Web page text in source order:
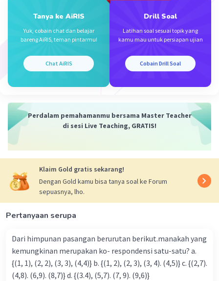
Tanya ke AiRIS
Yuk, cobain chat dan belajar
bareng AiRIS, teman pintarmu!
Chat AiRIS
Drill Soal
Latihan soal sesuai topik yang
kamu mau untuk persiapan ujian
Cobain Drill Soal
Perdalam pemahamanmu bersama Master Teacher
di sesi Live Teaching, GRATIS!
Klaim Gold gratis sekarang!
Dengan Gold kamu bisa tanya soal ke Forum
sepuasnya, lho.
Pertanyaan serupa
Dari himpunan pasangan berurutan berikut.manakah yang
kemungkinan merupakan ko- respondensi satu-satu? a.
{(1, 1), (2, 2), (3, 3), (4,4)} b. {(1, 2), (2, 3), (3, 4). (4,5)} c. {(2,7).
(4,8). (6,9). (8,7)} d. {(3.4), (5,7). (7, 9). (9,6)}